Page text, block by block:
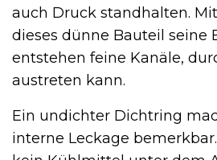
auch Druck standhalten.
dieses dünne Bauteil seine
entstehen feine Kanäle,
austreten kann.
Ein undichter Dichtring
interne Leckage